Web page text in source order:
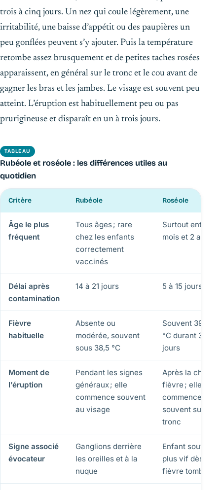
trois à cinq jours. Un nez qui coule légèrement, une
irritabilité, une baisse d’appétit ou des paupières un
peu gonflées peuvent s’y ajouter. Puis la température
retombe assez brusquement et de petites taches rosées
apparaissent, en général sur le tronc et le cou avant de
gagner les bras et les jambes. Le visage est souvent peu
atteint. L’éruption est habituellement peu ou pas
prurigineuse et disparaît en un à trois jours.
TABLEAU
Rubéole et roséole : les différences utiles au
quotidien
Critère Rubéole Roséole
Âge le plus
fréquent
Tous âges ; rare
chez les enfants
correctement
vaccinés
Surtout entre 6
mois et 2 ans
Délai après
contamination
14 à 21 jours 5 à 15 jours
Fièvre
habituelle
Absente ou
modérée, souvent
sous 38,5 °C
Souvent 39 à 40
°C durant 3 à 5
jours
Moment de
l’éruption
Pendant les signes
généraux ; elle
commence souvent
au visage
Après la chute
fièvre ; elle
commence
souvent sur le
tronc
Signe associé
évocateur
Ganglions derrière
les oreilles et à la
nuque
Enfant souvent
plus vif dès que
fièvre tombe